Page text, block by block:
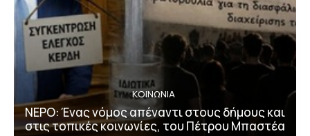
ΚΟΙΝΩΝΙΑ
ΝΕΡΟ: Ένας νόμος απέναντι στους δήμους και
στις τοπικές κοινωνίες, του Πέτρου Μπαστέα